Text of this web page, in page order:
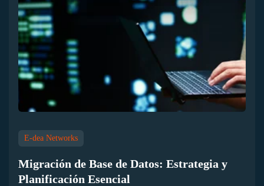
E-dea Networks
Migración de Base de Datos: Estrategia y
Planificación Esencial